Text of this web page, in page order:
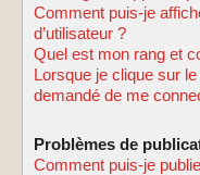
Comment puis-je
d’utilisateur ?
Quel est mon rang et
Lorsque je clique sur le
demandé de me
Problèmes de
Comment puis-je